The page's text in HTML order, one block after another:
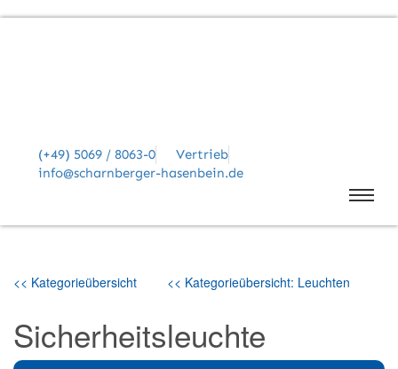
(+49) 5069 / 8063-0
Vertrieb
info@scharnberger-hasenbein.de
<< Kategorieübersicht << Kategorieübersicht: Leuchten
Sicherheitsleuchte